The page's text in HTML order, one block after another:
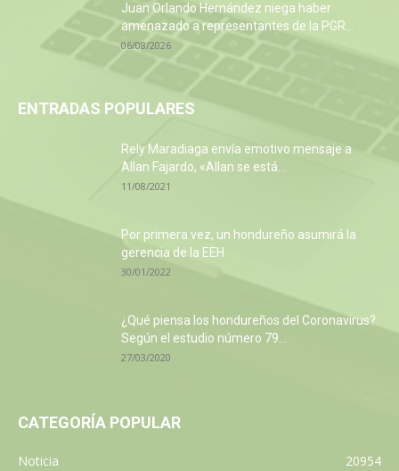
Juan Orlando Hernández niega haber
amenazado a representantes de la PGR...
06/08/2026
ENTRADAS POPULARES
Rely Maradiaga envía emotivo mensaje a
Allan Fajardo, «Allan se está...
11/08/2021
Por primera vez, un hondureño asumirá la
gerencia de la EEH
30/01/2022
¿Qué piensa los hondureños del Coronavirus?
Según el estudio número 79...
27/03/2020
CATEGORÍA POPULAR
Noticia
20954